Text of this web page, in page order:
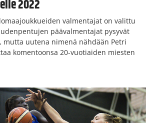
2022
valmentajat on valittu
päävalmentajat pysyvät
mutta uutena nimenä nähdään Petri
komentoonsa 20-vuotiaiden miesten